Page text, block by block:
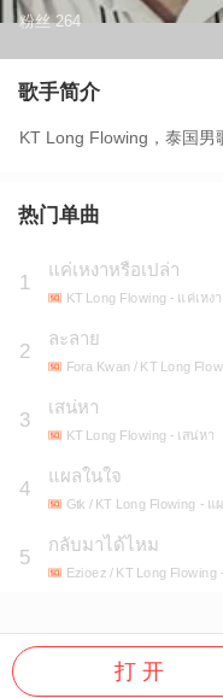
粉丝 264
歌手简介
KT Long Flowing，泰国男
热门单曲
1
แค่เหงาหรือเปล่า
KT Long Flowing - แค่เหง
2
ละลาย
Fora Kwan / KT Long
3
เสน่หา
KT Long Flowing - เสน่หา
4
แผลในใจ
Gtk / KT Long Flowing - แ
5
กลับมาได้ไหม
Ezioez / KT Long Flowing
打 开